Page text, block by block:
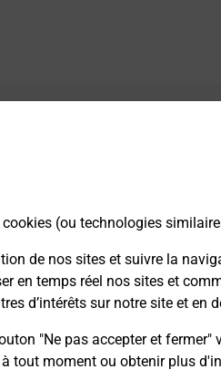
(ou technologies
de nos sites et suivre la
en temps réel nos sites et
d’intérêts sur notre site et en
"Ne pas accepter et
tout moment ou obtenir plus